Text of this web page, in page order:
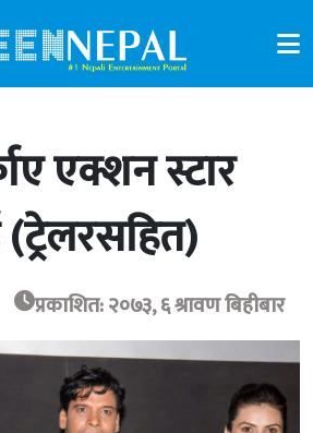
एक्शन स्टार
प्रकाशित: २०७३, ६ श्रावण बिहीबार